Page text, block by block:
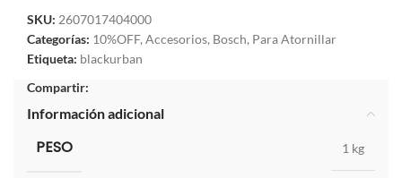
SKU: 2607017404000
Categorías: 10%OFF, Accesorios, Bosch, Para Atornillar
Etiqueta: blackurban
Compartir:
Información adicional
PESO 1 kg